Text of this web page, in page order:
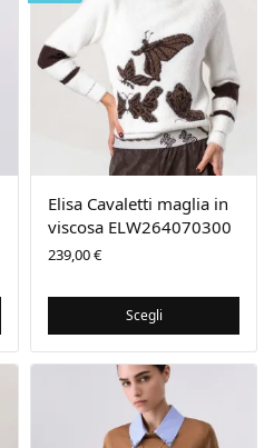
Elisa Cavaletti maglia in
viscosa ELW264070300
239,00€
Scegli